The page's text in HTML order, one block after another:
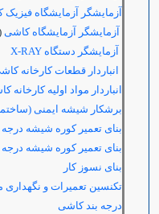
آزمایشگر آزمایشگاه
آزمایشگر آزمایشگاه کاشی
آزمایشگر دستگاه X-RAY
انباردار قطعات کارخانه
انباردار مواد اولیه کارخانه
برشکار شیشه ایمنی
بنای تعمیر کوره شیشه درجه 1
بنای تعمیر کوره شیشه درجه 2
بنای نسوز کار
تکنسین تعمیرات و نگهداری
درجه بند کاشی